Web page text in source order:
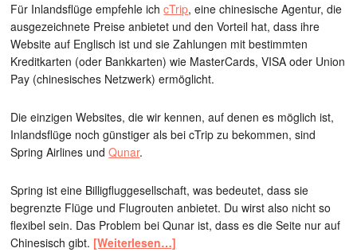
Für Inlandsflüge empfehle ichcTrip, eine chinesische Agentur, die
ausgezeichnete Preise anbietet und den Vorteil hat, dass ihre
Website auf Englisch ist und sie Zahlungen mit bestimmten
Kreditkarten (oder Bankkarten) wie MasterCards, VISA oder Union
Pay (chinesisches Netzwerk) ermöglicht.
Die einzigen Websites, die wir kennen, auf denen es möglich ist,
Inlandsflüge noch günstiger als bei cTrip zu bekommen, sind
Spring Airlines undQunar.
Spring ist eine Billigfluggesellschaft, was bedeutet, dass sie
begrenzte Flüge und Flugrouten anbietet. Du wirst also nicht so
flexibel sein. Das Problem bei Qunar ist, dass es die Seite nur auf
Chinesisch gibt. [Weiterlesen…]